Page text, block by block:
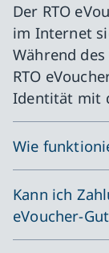
Der RTO
im Internet
Während
RTO
Identität mit
Wie
Kann ich
eVoucher-